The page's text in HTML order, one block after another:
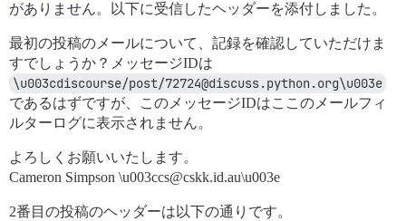
がありません。以下に受信したヘッダーを添付しました。
最初の投稿のメールについて、記録を確認していただけま
すでしょうか？メッセージIDは
\u003cdiscourse/post/72724@discuss.python.org\u003e
であるはずですが、このメッセージIDはここのメールフィ
ルターログに表示されません。
よろしくお願いいたします。
Cameron Simpson \u003ccs@cskk.id.au\u003e
2番目の投稿のヘッダーは以下の通りです。